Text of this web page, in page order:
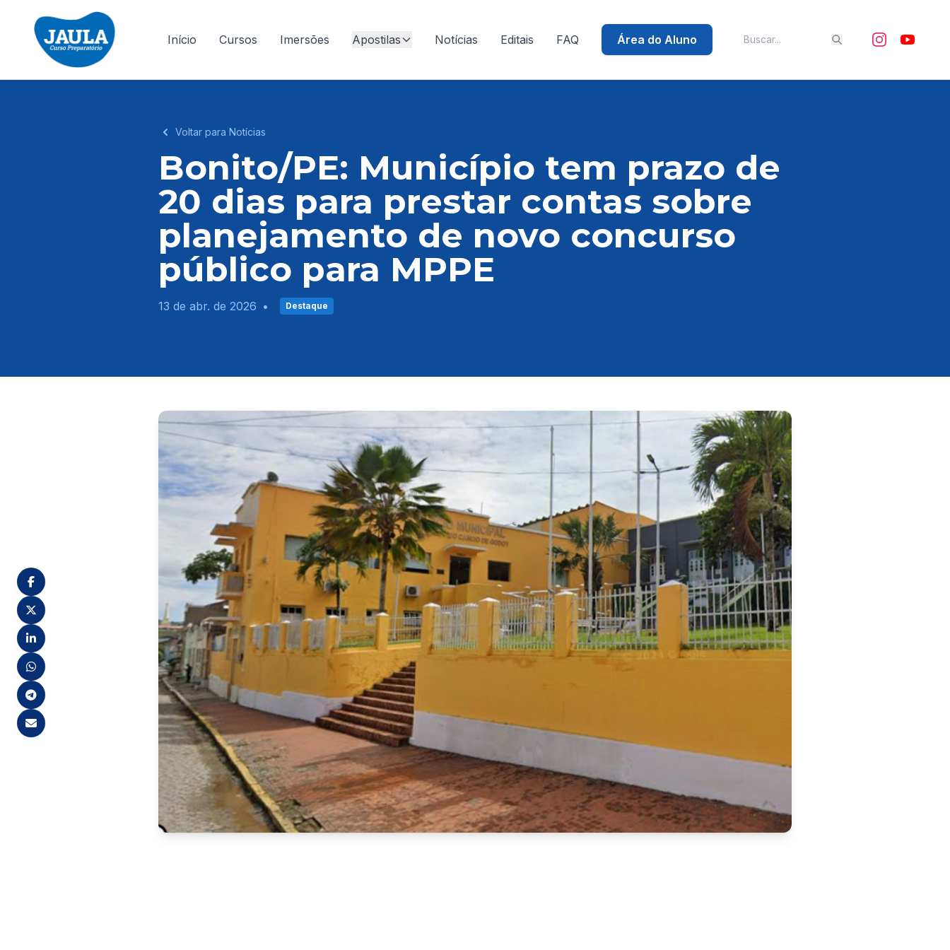
Início Cursos Imersões Apostilas Notícias Editais FAQ Área do Aluno
Voltar para Notícias
Bonito/PE: Município tem prazo de
20 dias para prestar contas sobre
planejamento de novo concurso
público para MPPE
13 de abr. de 2026 • Destaque